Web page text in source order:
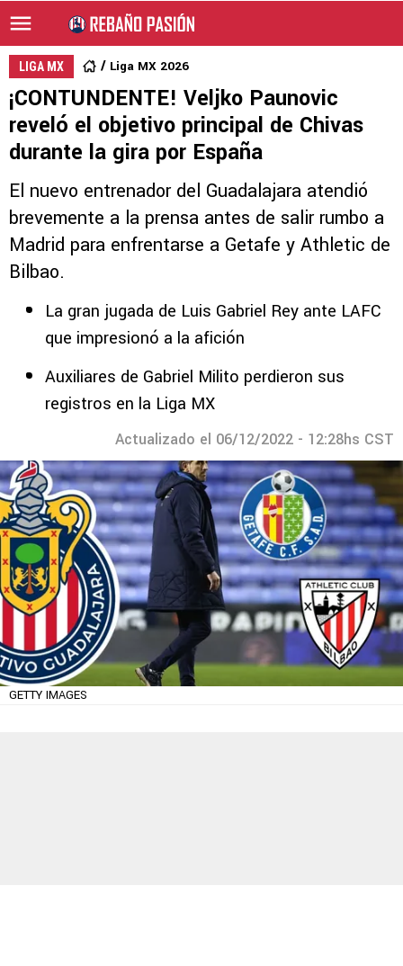
LIGA MX Liga MX 2026
¡CONTUNDENTE! Veljko Paunovic
reveló el objetivo principal de Chivas
durante la gira por España
El nuevo entrenador del Guadalajara atendió
brevemente a la prensa antes de salir rumbo a
Madrid para enfrentarse a Getafe y Athletic de
Bilbao.
La gran jugada de Luis Gabriel Rey ante LAFC
que impresionó a la afición
Auxiliares de Gabriel Milito perdieron sus
registros en la Liga MX
Actualizado el 06/12/2022 - 12:28hs CST
GETTY IMAGES